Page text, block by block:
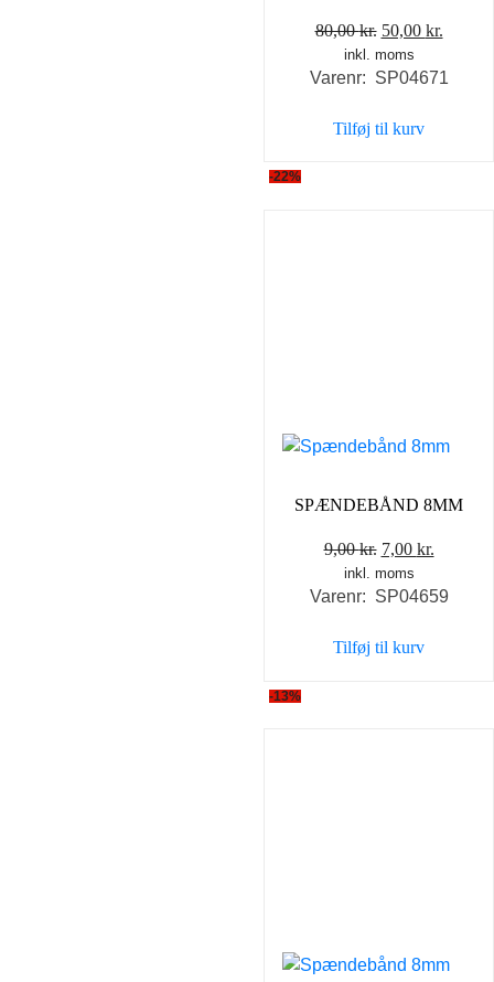
80,00kr. Den
oprindelige
pris
80,00 kr..
50,00 kr.
pris
inkl. moms
Varenr: SP04671
Tilføj til kurv
-22%
SPÆNDEBÅND 8MM
9,00kr. Den
oprindelige
pris
9,00 kr..
7,00 kr.
pris
inkl. moms
Varenr: SP04659
Tilføj til kurv
-13%